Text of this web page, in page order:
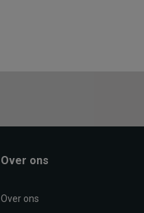
Over ons
Over ons